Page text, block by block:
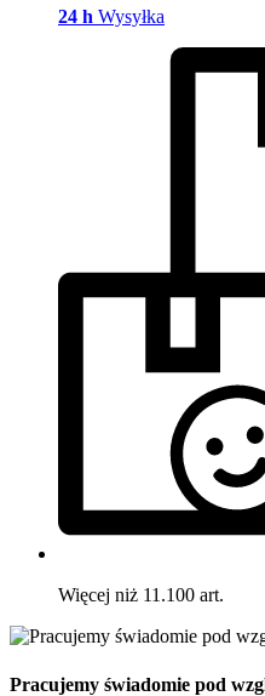
24 h Wysyłka
Więcej niż 11.100 art.
Pracujemy świadomie pod